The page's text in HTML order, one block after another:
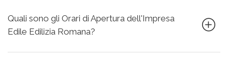
Quali sono gli Orari di Apertura dell'Impresa
Edile Edilizia Romana?